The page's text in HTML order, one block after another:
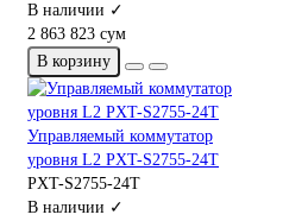
В наличии ✓
2 863 823 сум
В корзину
Управляемый коммутатор
уровня L2 PXT-S2755-24T
PXT-S2755-24T
В наличии ✓